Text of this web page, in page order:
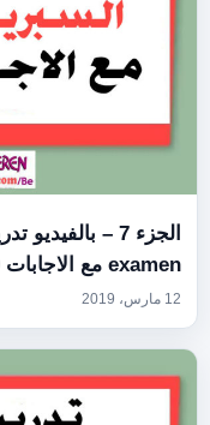
examen مع الاجابات 2020
12 مارس، 2019